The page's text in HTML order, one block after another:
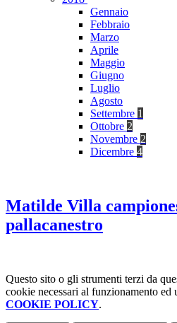
Gennaio
Febbraio
Marzo
Aprile
Maggio
Giugno
Luglio
Agosto
Settembre 1
Ottobre 2
Novembre 2
Dicembre 4
Matilde Villa
pallacanestro
Questo sito o gli strumenti terzi da
cookie necessari al funzionamento
COOKIE POLICY.